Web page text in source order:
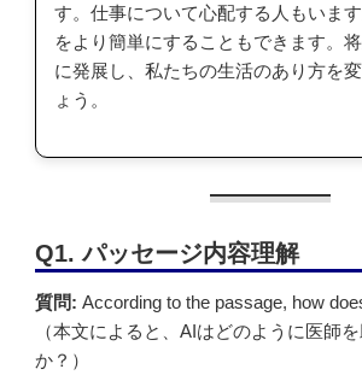
す。仕事について心配する人もいま
をより簡単にすることもできます。
に発展し、私たちの生活のあり方を
ょう。
Q1. パッセージ内容理解
質問: According to the passage, how
（本文によると、AIはどのように医師
か？）